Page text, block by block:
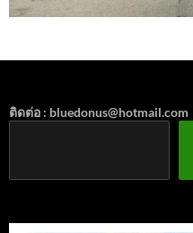
ติดต่อ : bluedonus@hotmail.com